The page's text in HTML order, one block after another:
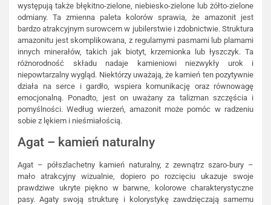
występują także błękitno-zielone, niebiesko-zielone lub żółto-zielone
odmiany. Ta zmienna paleta kolorów sprawia, że amazonit jest
bardzo atrakcyjnym surowcem w jubilerstwie i zdobnictwie. Struktura
amazonitu jest skomplikowana, z regularnymi pasmami lub plamami
innych minerałów, takich jak biotyt, krzemionka lub łyszczyk. Ta
różnorodność składu nadaje kamieniowi niezwykły urok i
niepowtarzalny wygląd. Niektórzy uważają, że kamień ten pozytywnie
działa na serce i gardło, wspiera komunikację oraz równowagę
emocjonalną. Ponadto, jest on uważany za talizman szczęścia i
pomyślności. Według wierzeń, amazonit może pomóc w radzeniu
sobie z lękiem i nieśmiałością.
Agat – kamień naturalny
Agat – półszlachetny kamień naturalny, z zewnątrz szaro-bury –
mało atrakcyjny wizualnie, dopiero po rozcięciu ukazuje swoje
prawdziwe ukryte piękno w barwne, kolorowe charakterystyczne
pasy. Agaty swoją strukturę i kolorystykę zawdzięczają samemu